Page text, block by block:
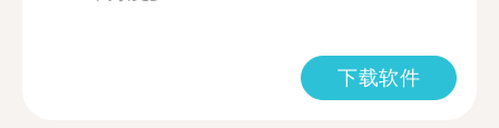
下载软件